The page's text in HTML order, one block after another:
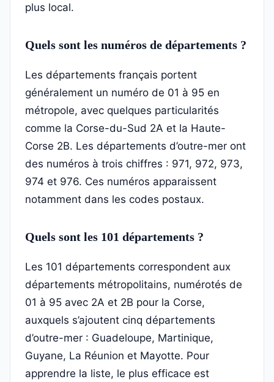
plus local.
Quels sont les numéros de départements ?
Les départements français portent
généralement un numéro de 01 à 95 en
métropole, avec quelques particularités
comme la Corse-du-Sud 2A et la Haute-
Corse 2B. Les départements d’outre-mer ont
des numéros à trois chiffres : 971, 972, 973,
974 et 976. Ces numéros apparaissent
notamment dans les codes postaux.
Quels sont les 101 départements ?
Les 101 départements correspondent aux
départements métropolitains, numérotés de
01 à 95 avec 2A et 2B pour la Corse,
auxquels s’ajoutent cinq départements
d’outre-mer : Guadeloupe, Martinique,
Guyane, La Réunion et Mayotte. Pour
apprendre la liste, le plus efficace est